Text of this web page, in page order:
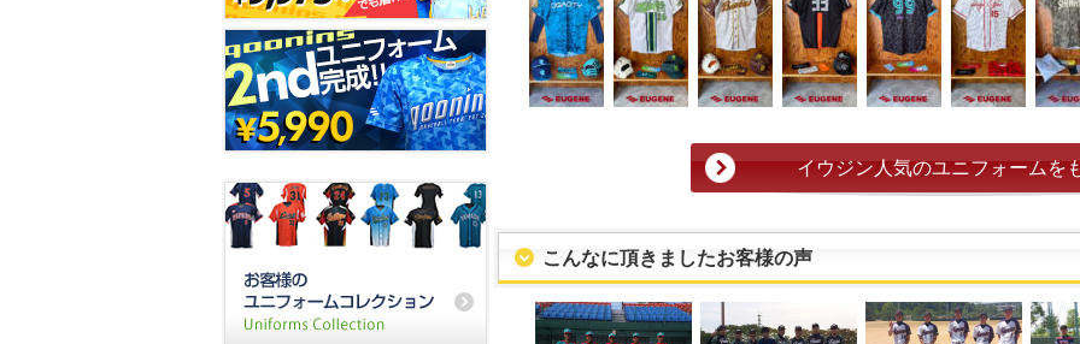
イウジン人気のユニフォームを
こんなに頂きましたお客様の声